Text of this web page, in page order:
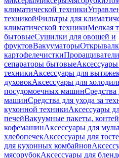
климатической техники
техникойФильтры для
климатической техникиМелкая
бытовыеСушилки для овощей и
фруктовВакууматоры
картофелечистки
сепараторы бытовые
техникиАксессуары для
духовокАксессуары для
посудомоечных машин
машинСредства для ухода за
кухонной техникиАксессуары
печейВакуумные пакеты,
кофемашинАксессуары для
хлебопечекАксессуары для
для кухонных комбайнов
мясорубокАксессуары для